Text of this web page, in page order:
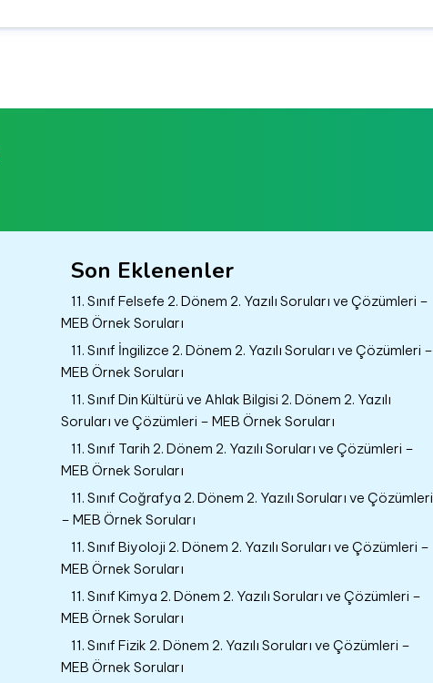
Son Eklenenler
11. Sınıf Felsefe 2. Dönem 2. Yazılı Soruları ve Çözümleri –
MEB Örnek Soruları
11. Sınıf İngilizce 2. Dönem 2. Yazılı Soruları ve Çözümleri –
MEB Örnek Soruları
11. Sınıf Din Kültürü ve Ahlak Bilgisi 2. Dönem 2. Yazılı
Soruları ve Çözümleri – MEB Örnek Soruları
11. Sınıf Tarih 2. Dönem 2. Yazılı Soruları ve Çözümleri –
MEB Örnek Soruları
11. Sınıf Coğrafya 2. Dönem 2. Yazılı Soruları ve Çözümleri
– MEB Örnek Soruları
11. Sınıf Biyoloji 2. Dönem 2. Yazılı Soruları ve Çözümleri –
MEB Örnek Soruları
11. Sınıf Kimya 2. Dönem 2. Yazılı Soruları ve Çözümleri –
MEB Örnek Soruları
11. Sınıf Fizik 2. Dönem 2. Yazılı Soruları ve Çözümleri –
MEB Örnek Soruları